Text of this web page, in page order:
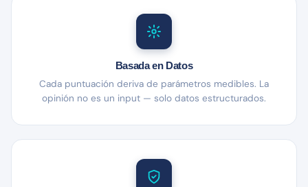
Basada en Datos
Cada puntuación deriva de parámetros medibles. La
opinión no es un input — solo datos estructurados.